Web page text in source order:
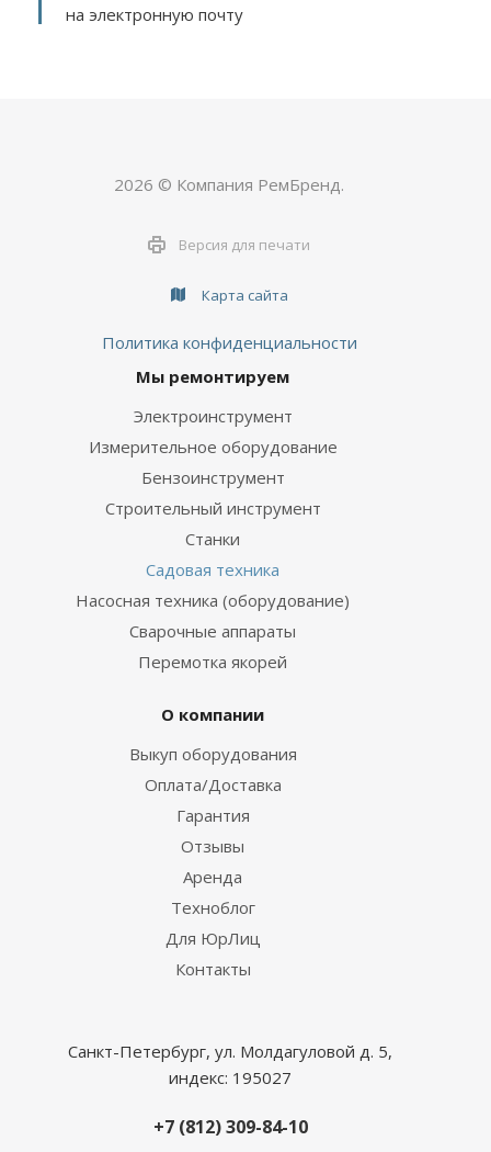
на электронную почту
2026 © Компания РемБренд.
Версия для печати
Карта сайта
Политика конфиденциальности
Мы ремонтируем
Электроинструмент
Измерительное оборудование
Бензоинструмент
Строительный инструмент
Станки
Садовая техника
Насосная техника (оборудование)
Сварочные аппараты
Перемотка якорей
О компании
Выкуп оборудования
Оплата/Доставка
Гарантия
Отзывы
Аренда
Техноблог
Для ЮрЛиц
Контакты
Санкт-Петербург, ул. Молдагуловой д. 5,
индекс: 195027
+7 (812) 309-84-10